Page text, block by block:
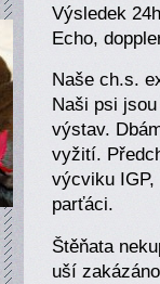
Výsledek
Echo,
Naše ch.s.
Naši psi
výstav.
vyžití.
výcviku IGP,
parťáci.
Štěňata
uší